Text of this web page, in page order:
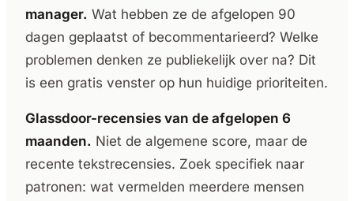
manager. Wat hebben ze de afgelopen 90
dagen geplaatst of becommentarieerd? Welke
problemen denken ze publiekelijk over na? Dit
is een gratis venster op hun huidige prioriteiten.
Glassdoor-recensies van de afgelopen 6
maanden. Niet de algemene score, maar de
recente tekstrecensies. Zoek specifiek naar
patronen: wat vermelden meerdere mensen